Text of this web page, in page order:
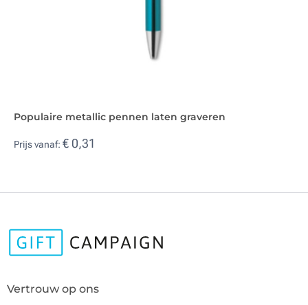
Populaire metallic pennen laten graveren
Prijs vanaf: € 0,31
Vertrouw op ons